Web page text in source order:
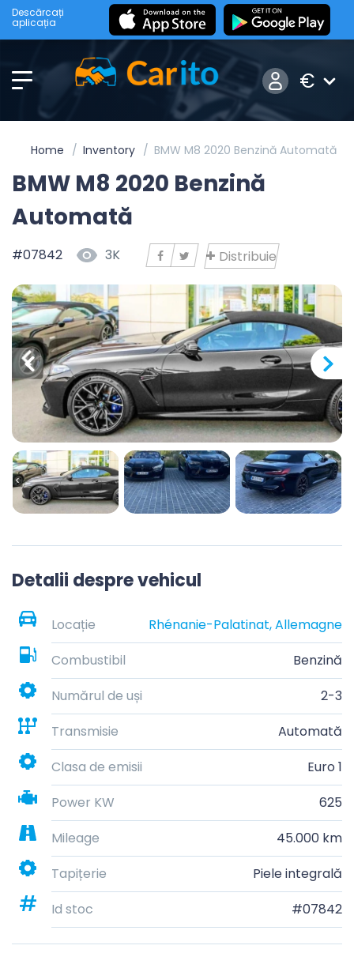
Descărcați
aplicația
€
Home Inventory BMW M8 2020 Benzină Automată
BMW M8 2020 Benzină
Automată
#07842 3K Distribuie
Detalii despre vehicul
Locație
Rhénanie-Palatinat, Allemagne
Combustibil
Benzină
Numărul de uși
2-3
Transmisie
Automată
Clasa de emisii
Euro 1
Power KW
625
Mileage
45.000 km
Tapițerie
Piele integrală
Id stoc
#07842